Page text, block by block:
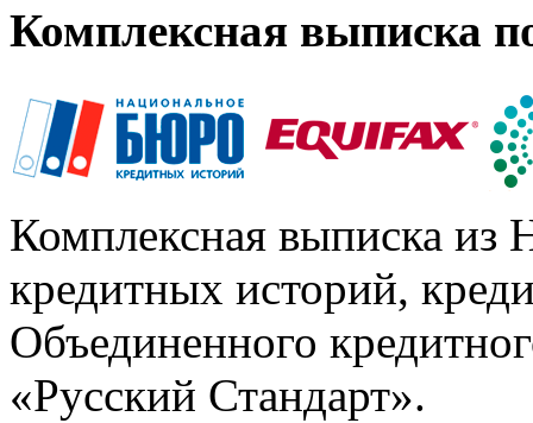
Комплексная выписка
Комплексная выписка из
кредитных историй,
Объединенного
«Русский Стандарт».